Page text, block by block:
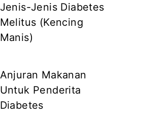
Jenis-Jenis Diabetes
Melitus (Kencing
Manis)
Anjuran Makanan
Untuk Penderita
Diabetes